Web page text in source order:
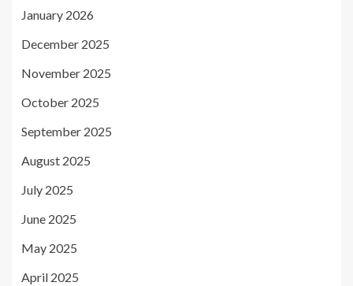
January 2026
December 2025
November 2025
October 2025
September 2025
August 2025
July 2025
June 2025
May 2025
April 2025